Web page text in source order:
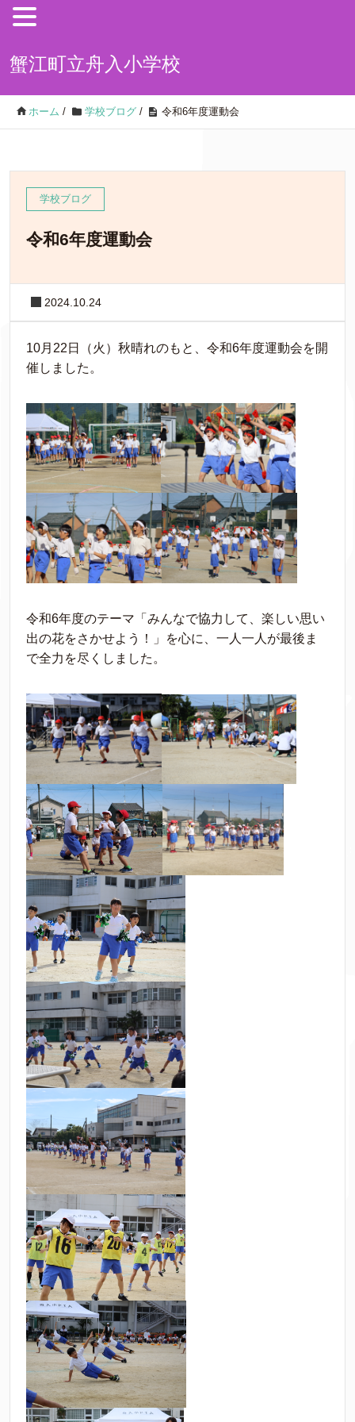
蟹江町立舟入小学校
ホーム / 学校ブログ / 令和6年度運動会
学校ブログ
令和6年度運動会
2024.10.24
10月22日（火）秋晴れのもと、令和6年度運動会を開
催しました。
令和6年度のテーマ「みんなで協力して、楽しい思い
出の花をさかせよう！」を心に、一人一人が最後ま
で全力を尽くしました。